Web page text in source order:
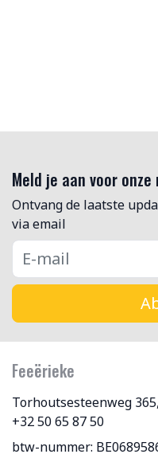
Meld je aan voor
Ontvang de laatste
via email
Feeërieke
Torhoutsesteenweg
+32 50 65 87 50
btw-nummer: